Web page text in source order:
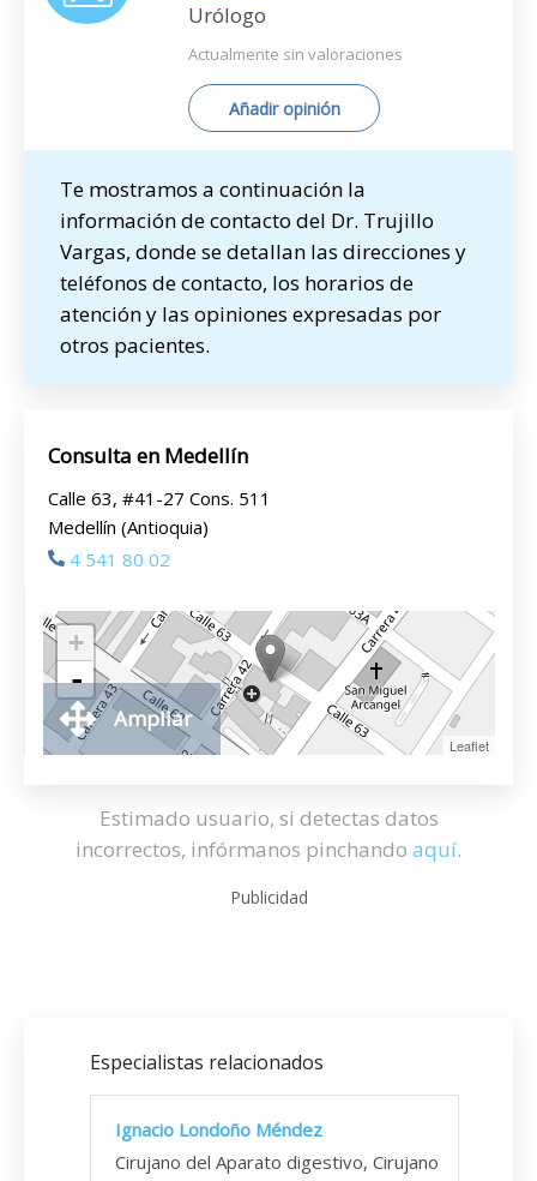
Urólogo
Actualmente sin valoraciones
Añadir opinión
Te mostramos a continuación la
información de contacto del Dr. Trujillo
Vargas, donde se detallan las direcciones y
teléfonos de contacto, los horarios de
atención y las opiniones expresadas por
otros pacientes.
Consulta en Medellín
Calle 63, #41-27 Cons. 511
Medellín (Antioquia)
4 541 80 02
+
-
Leaflet
Ampliar
Estimado usuario, si detectas datos
incorrectos, infórmanos pinchando aquí.
Publicidad
Especialistas relacionados
Ignacio Londoño Méndez
Cirujano del Aparato digestivo, Cirujano